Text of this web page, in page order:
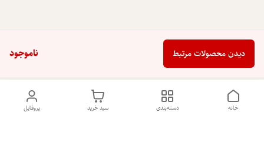
ناموجود دیدن محصولات مرتبط
پروفایل سبد خرید دسته‌بندی خانه